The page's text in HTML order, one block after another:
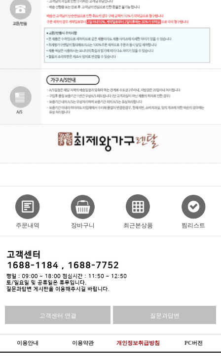
주문내역 장바구니 최근본상품 찜리스트
고객센터 연결 질문과답변
이용안내 이용약관 개인정보취급방침 PC버전